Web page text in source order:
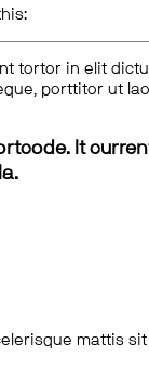
tortor in elit
porttitor ut
It
mattis